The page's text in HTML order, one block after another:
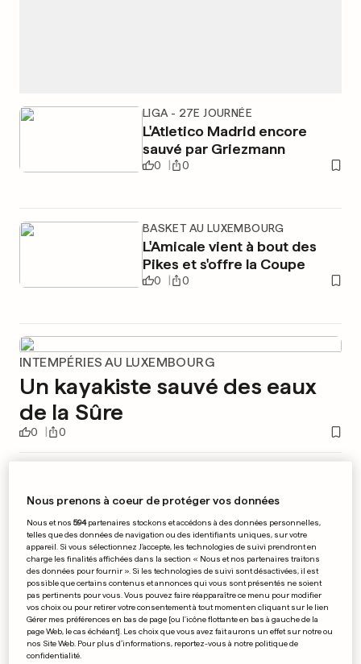
LIGA - 27E JOURNÉE
L'Atletico Madrid encore
sauvé par Griezmann
0 0
BASKET AU LUXEMBOURG
L'Amicale vient à bout des
Pikes et s'offre la Coupe
0 0
INTEMPÉRIES AU LUXEMBOURG
Un kayakiste sauvé des eaux
de la Sûre
0 0
garde sa place de leader
0 0
ARRESTATIONS EN FRANCE
Un militant LGBT algérien
violé à Marseille
0 0
Nous prenons à coeur de protéger vos données
Nous et nos594partenaires stockons et accédons à des données personnelles,
telles que des données de navigation ou des identifiants uniques, sur votre
appareil. Si vous sélectionnez J'accepte, les technologies de suivi prendront en
charge les finalités affichées dans la section « Nous et nos partenaires traitons
des données pour fournir ». Si les technologies de suivi sont désactivées, il est
possible que certains contenus et annonces qui vous sont présentés ne soient
pas pertinents pour vous. Vous pouvez faire réapparaître ce menu pour modifier
vos choix ou pour retirer votre consentement à tout moment en cliquant sur le lien
Gérer mes préférences en bas de page [ou l'icône flottante en bas à gauche de la
page Web, le cas échéant]. Les choix que vous avez fait aurons un effet sur notre ou
nos Site Web. Pour plus d’informations, reportez-vous à notre politique de
confidentialité.